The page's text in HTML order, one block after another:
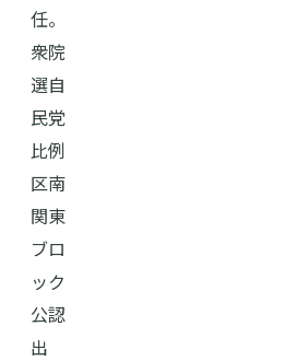
任。
衆院
選自
民党
比例
区南
関東
ブロ
ック
公認
出